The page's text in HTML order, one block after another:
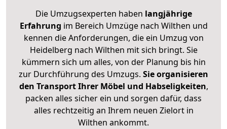
Die Umzugsexperten haben langjährige
Erfahrung im Bereich Umzüge nach Wilthen und
kennen die Anforderungen, die ein Umzug von
Heidelberg nach Wilthen mit sich bringt. Sie
kümmern sich um alles, von der Planung bis hin
zur Durchführung des Umzugs. Sie organisieren
den Transport Ihrer Möbel und Habseligkeiten,
packen alles sicher ein und sorgen dafür, dass
alles rechtzeitig an Ihrem neuen Zielort in
Wilthen ankommt.